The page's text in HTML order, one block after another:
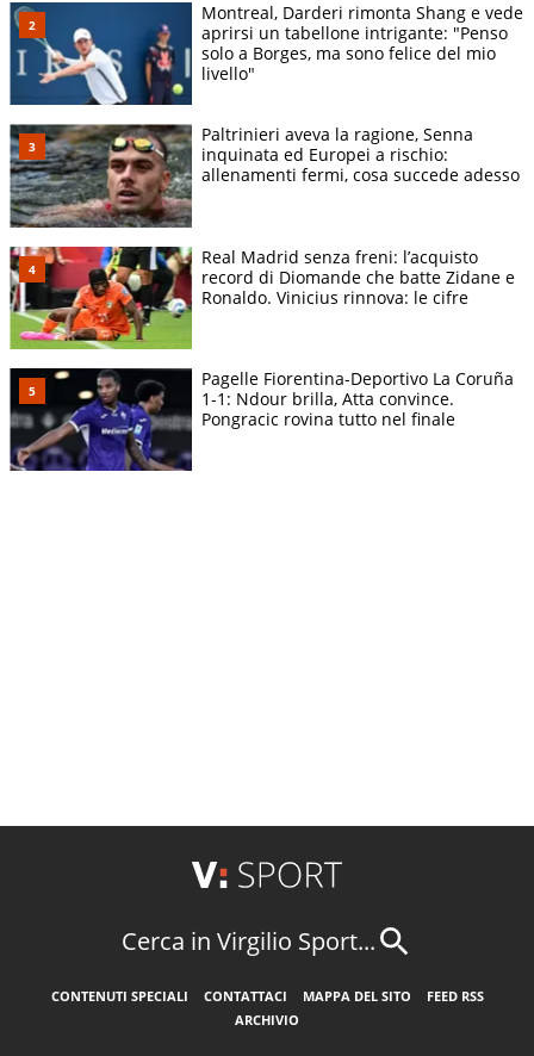
Montreal, Darderi rimonta Shang e vede
aprirsi un tabellone intrigante: "Penso
solo a Borges, ma sono felice del mio
livello"
Paltrinieri aveva la ragione, Senna
inquinata ed Europei a rischio:
allenamenti fermi, cosa succede adesso
Real Madrid senza freni: l’acquisto
record di Diomande che batte Zidane e
Ronaldo. Vinicius rinnova: le cifre
Pagelle Fiorentina-Deportivo La Coruña
1-1: Ndour brilla, Atta convince.
Pongracic rovina tutto nel finale
Cerca in Virgilio Sport...
CONTENUTI SPECIALI CONTATTACI MAPPA DEL SITO
FEED RSS
ARCHIVIO